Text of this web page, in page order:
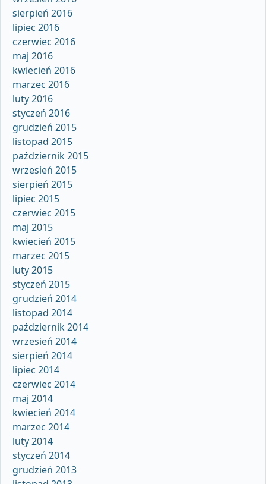
sierpień 2016
lipiec 2016
czerwiec 2016
maj 2016
kwiecień 2016
marzec 2016
luty 2016
styczeń 2016
grudzień 2015
listopad 2015
październik 2015
wrzesień 2015
sierpień 2015
lipiec 2015
czerwiec 2015
maj 2015
kwiecień 2015
marzec 2015
luty 2015
styczeń 2015
grudzień 2014
listopad 2014
październik 2014
wrzesień 2014
sierpień 2014
lipiec 2014
czerwiec 2014
maj 2014
kwiecień 2014
marzec 2014
luty 2014
styczeń 2014
grudzień 2013